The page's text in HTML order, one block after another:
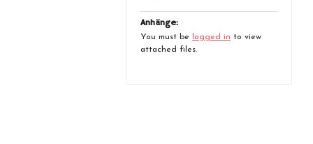
Anhänge:
You must be logged in to view
attached files.